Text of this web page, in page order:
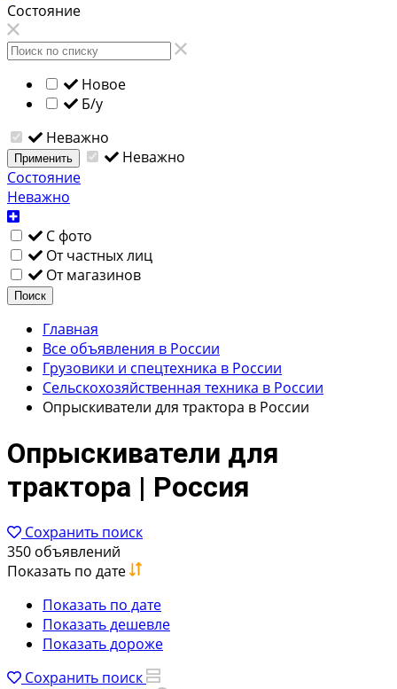
Состояние
Новое
Б/у
Неважно
Применить
Неважно
Состояние
Неважно
С фото
От частных лиц
От магазинов
Поиск
Главная
Все объявления в России
Грузовики и спецтехника в России
Сельскохозяйственная техника в России
Опрыскиватели для трактора в России
Опрыскиватели для
трактора | Россия
Сохранить поиск
350 объявлений
Показать по дате
Показать по дате
Показать дешевле
Показать дороже
Сохранить поиск